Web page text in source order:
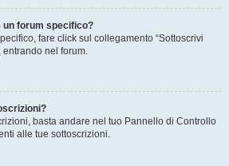
forum specifico?
fare click sul collegamento “Sottoscrivi
entrando nel forum.
basta andare nel tuo Pannello di Controllo
alle tue sottoscrizioni.